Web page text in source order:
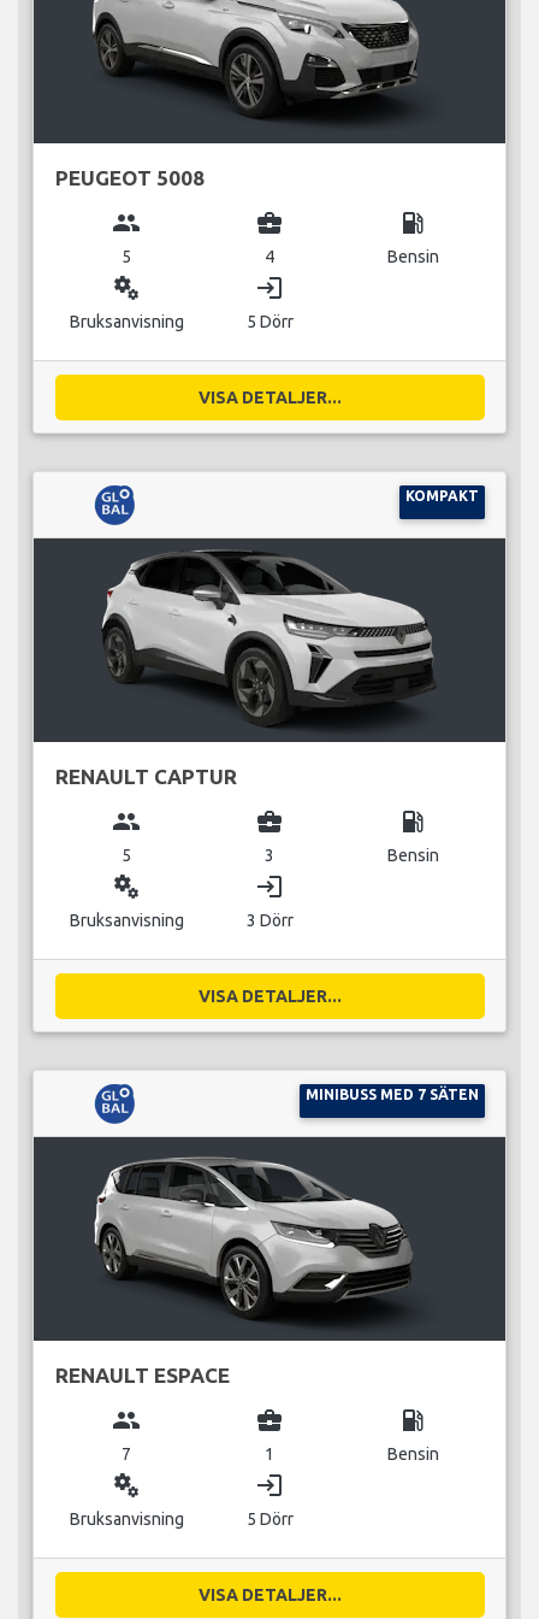
PEUGEOT 5008
group
5
business_center
4
local_gas_station
Bensin
miscellaneous_services
Bruksanvisning
login
5 Dörr
VISA DETALJER...
KOMPAKT
RENAULT CAPTUR
group
5
business_center
3
local_gas_station
Bensin
miscellaneous_services
Bruksanvisning
login
3 Dörr
VISA DETALJER...
MINIBUSS MED 7 SÄTEN
RENAULT ESPACE
group
7
business_center
1
local_gas_station
Bensin
miscellaneous_services
Bruksanvisning
login
5 Dörr
VISA DETALJER...